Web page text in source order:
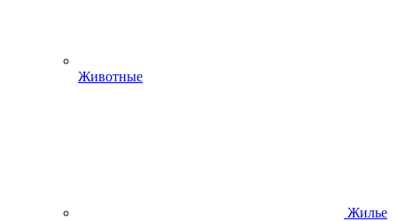
Животные
Жилье